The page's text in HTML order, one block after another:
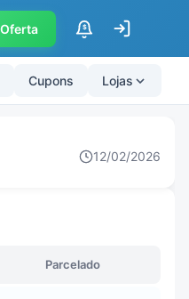
$
Cupons Lojas
12/02/2026
Parcelado